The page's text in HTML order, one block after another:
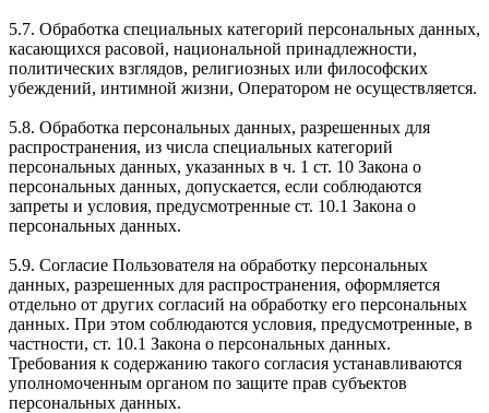
5.7. Обработка специальных категорий персональных данных,
касающихся расовой, национальной принадлежности,
политических взглядов, религиозных или философских
убеждений, интимной жизни, Оператором не осуществляется.
5.8. Обработка персональных данных, разрешенных для
распространения, из числа специальных категорий
персональных данных, указанных в ч. 1 ст. 10 Закона о
персональных данных, допускается, если соблюдаются
запреты и условия, предусмотренные ст. 10.1 Закона о
персональных данных.
5.9. Согласие Пользователя на обработку персональных
данных, разрешенных для распространения, оформляется
отдельно от других согласий на обработку его персональных
данных. При этом соблюдаются условия, предусмотренные, в
частности, ст. 10.1 Закона о персональных данных.
Требования к содержанию такого согласия устанавливаются
уполномоченным органом по защите прав субъектов
персональных данных.